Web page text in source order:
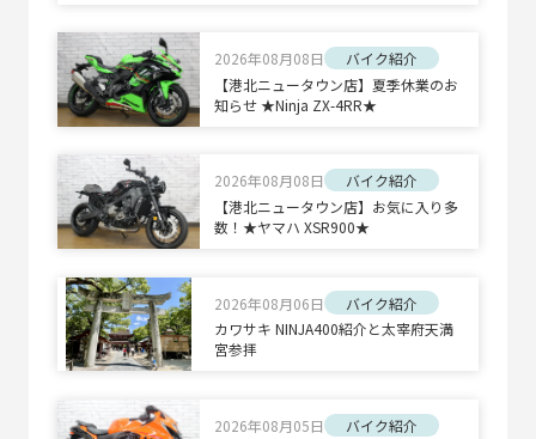
2026年08月08日
バイク紹介
【港北ニュータウン店】夏季休業のお
知らせ ★Ninja ZX-4RR★
2026年08月08日
バイク紹介
【港北ニュータウン店】お気に入り多
数！★ヤマハ XSR900★
2026年08月06日
バイク紹介
カワサキ NINJA400紹介と太宰府天満
宮参拝
2026年08月05日
バイク紹介